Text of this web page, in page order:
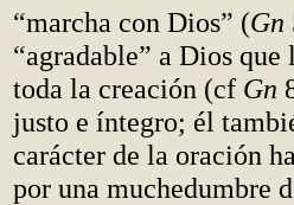
“marcha con Dios” (Gn
“agradable” a Dios
toda la creación (cf Gn
justo e íntegro; él
carácter de la oración
por una muchedumbre